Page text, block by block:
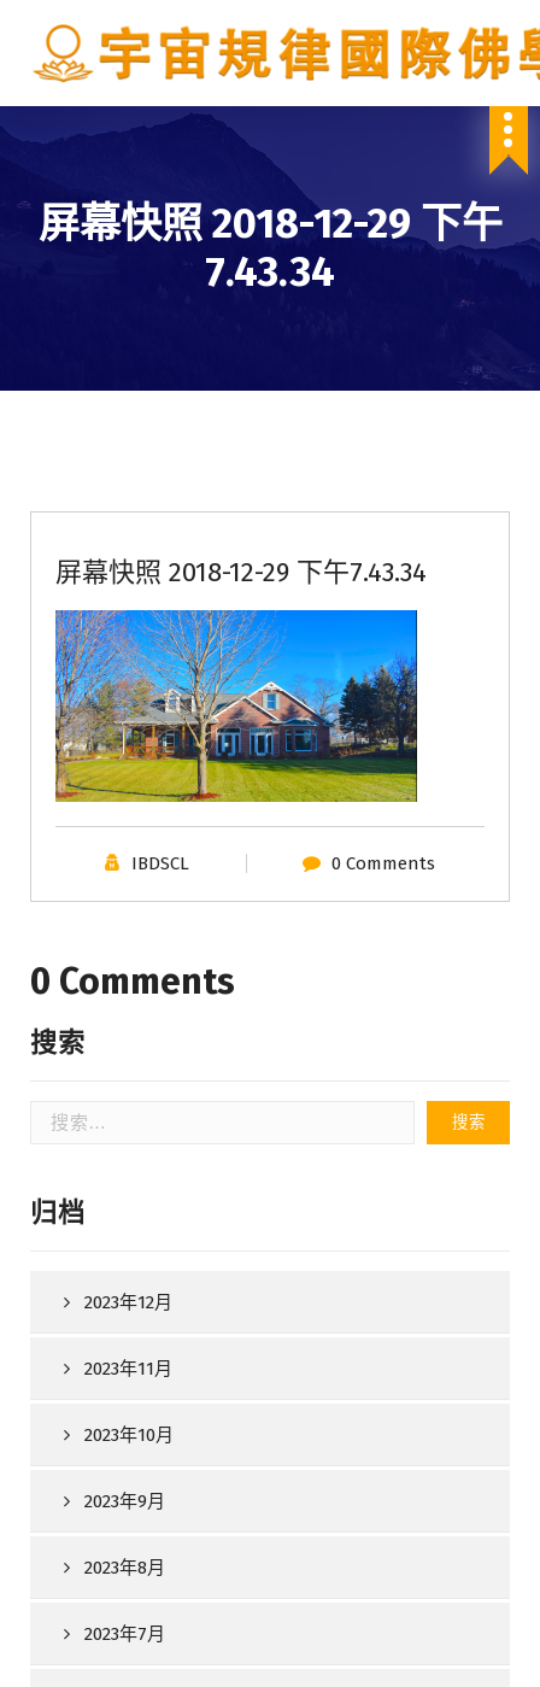
屏幕快照 2018-12-29 下午
7.43.34
屏幕快照 2018-12-29 下午7.43.34
IBDSCL 0 Comments
0 Comments
搜索
归档
2023年12月
2023年11月
2023年10月
2023年9月
2023年8月
2023年7月